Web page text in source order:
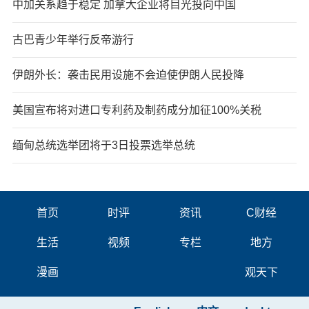
中加关系趋于稳定 加拿大企业将目光投向中国
古巴青少年举行反帝游行
伊朗外长：袭击民用设施不会迫使伊朗人民投降
美国宣布将对进口专利药及制药成分加征100%关税
缅甸总统选举团将于3日投票选举总统
首页 时评 资讯 C财经
生活 视频 专栏 地方
漫画 观天下